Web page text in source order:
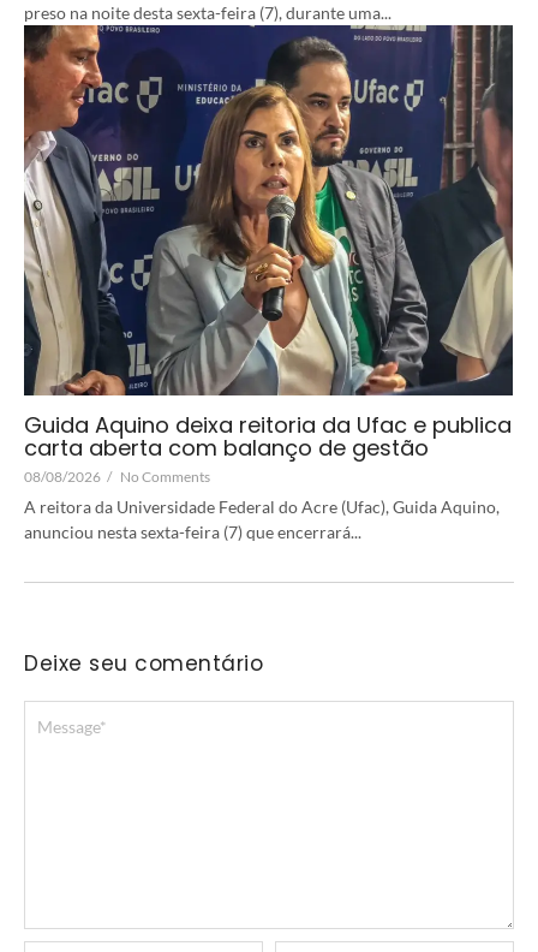
preso na noite desta sexta-feira (7), durante uma...
Guida Aquino deixa reitoria da Ufac e publica
carta aberta com balanço de gestão
08/08/2026 / No Comments
A reitora da Universidade Federal do Acre (Ufac), Guida Aquino,
anunciou nesta sexta-feira (7) que encerrará...
Deixe seu comentário